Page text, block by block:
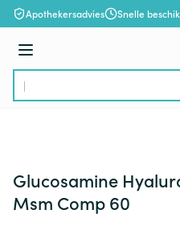
Ga naar de inhoud
Apothekersadvies Snelle
Menu
Product, merk, categorie...
Glucosamine
Msm Comp 60